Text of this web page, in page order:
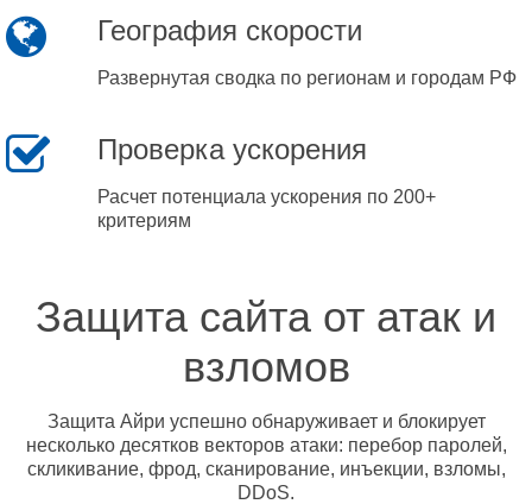
География скорости
Развернутая сводка по регионам и городам РФ
Проверка ускорения
Расчет потенциала ускорения по 200+
критериям
Защита сайта от атак и
взломов
Защита Айри успешно обнаруживает и блокирует
несколько десятков векторов атаки: перебор паролей,
скликивание, фрод, сканирование, инъекции, взломы,
DDoS.